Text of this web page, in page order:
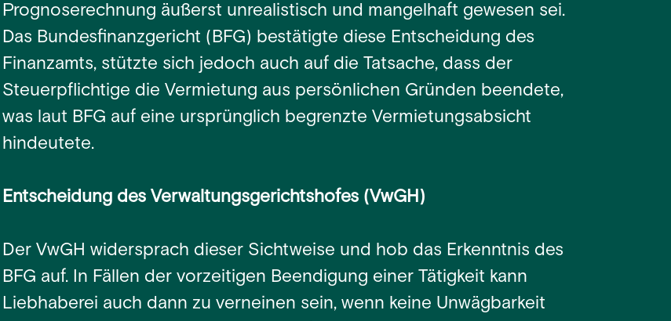
Prognoserechnung äußerst unrealistisch und mangelhaft gewesen sei.
Das Bundesfinanzgericht (BFG) bestätigte diese Entscheidung des
Finanzamts, stützte sich jedoch auch auf die Tatsache, dass der
Steuerpflichtige die Vermietung aus persönlichen Gründen beendete,
was laut BFG auf eine ursprünglich begrenzte Vermietungsabsicht
hindeutete.
Entscheidung des Verwaltungsgerichtshofes (VwGH)
Der VwGH widersprach dieser Sichtweise und hob das Erkenntnis des
BFG auf. In Fällen der vorzeitigen Beendigung einer Tätigkeit kann
Liebhaberei auch dann zu verneinen sein, wenn keine Unwägbarkeit